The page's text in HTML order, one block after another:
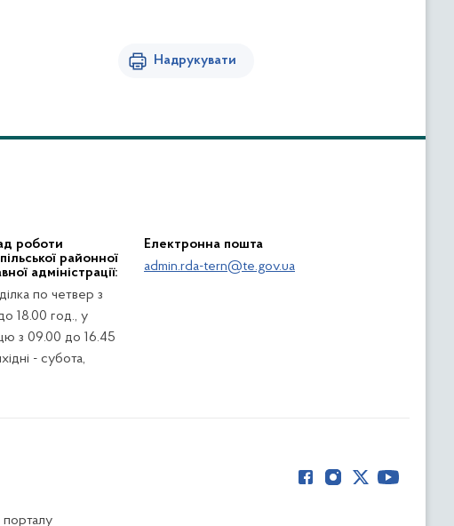
Надрукувати
роботи
районної
адміністрації:
по четвер з
18.00 год., у
з 09.00 до 16.45
- субота,
Електронна пошта
admin.rda-tern@te.gov.ua